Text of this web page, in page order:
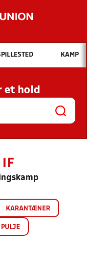
vil du søge efter?
OG NYHEDER
KLUBBER OG
KAMP
et hold
IF
KARANTÆNER